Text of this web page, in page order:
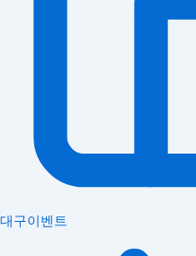
대구이벤트